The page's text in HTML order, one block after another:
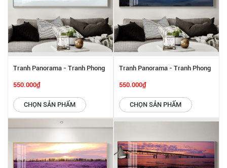
Tranh Panorama - Tranh Phong
Cảnh SGP 6142225
550.000₫
CHỌN SẢN PHẨM
Tranh Panorama - Tranh Phong
Cảnh SGP 6142224
550.000₫
CHỌN SẢN PHẨM